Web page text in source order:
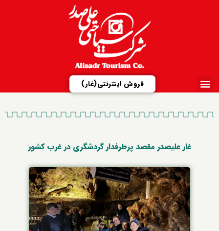
فروش اینترنتی(غار)
غار علیصدر مقصد پرطرفدار گردشگری در غرب کشور